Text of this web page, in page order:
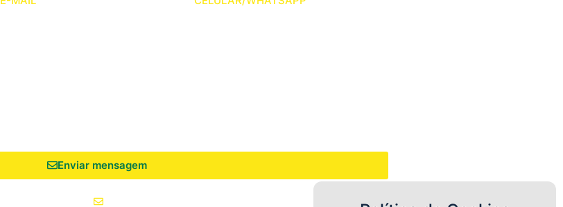
Enviar mensagem
(64) 9 9936-8763